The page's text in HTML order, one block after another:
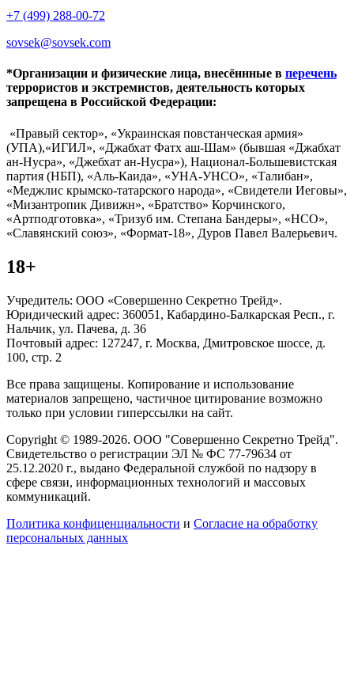
+7 (499) 288-00-72
sovsek@sovsek.com
*Организации и физические лица, внесённные в перечень
террористов и экстремистов, деятельность которых
запрещена в Российской Федерации:
«Правый сектор», «Украинская повстанческая армия»
(УПА),«ИГИЛ», «Джабхат Фатх аш-Шам» (бывшая «Джабхат
ан-Нусра», «Джебхат ан-Нусра»), Национал-Большевистская
партия (НБП), «Аль-Каида», «УНА-УНСО», «Талибан»,
«Меджлис крымско-татарского народа», «Свидетели Иеговы»,
«Мизантропик Дивижн», «Братство» Корчинского,
«Артподготовка», «Тризуб им. Степана Бандеры», «НСО»,
«Славянский союз», «Формат-18», Дуров Павел Валерьевич.
18+
Учредитель: ООО «Совершенно Секретно Трейд».
Юридический адрес: 360051, Кабардино-Балкарская Респ., г.
Нальчик, ул. Пачева, д. 36
Почтовый адрес: 127247, г. Москва, Дмитровское шоссе, д.
100, стр. 2
Все права защищены. Копирование и использование
материалов запрещено, частичное цитирование возможно
только при условии гиперссылки на сайт.
Copyright © 1989-2026. ООО "Совершенно Секретно Трейд".
Свидетельство о регистрации ЭЛ № ФС 77-79634 от
25.12.2020 г., выдано Федеральной службой по надзору в
сфере связи, информационных технологий и массовых
коммуникаций.
Политика конфиценциальности и Согласие на обработку
персональных данных